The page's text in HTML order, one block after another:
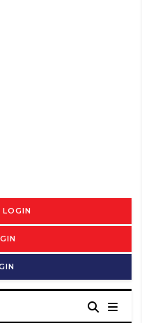
LOGIN